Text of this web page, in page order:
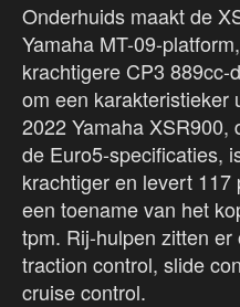
Onderhuids maakt de
Yamaha MT-09-
krachtigere CP3 889cc-
om een karakteristieker
2022 Yamaha XSR900,
de Euro5-specificaties,
krachtiger en levert
een toename van het
tpm. Rij-hulpen zitten
traction control, slide
cruise control.